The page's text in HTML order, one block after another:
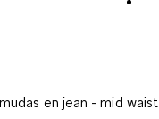
en jean - mid waist